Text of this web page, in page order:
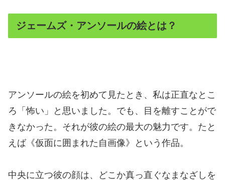
ジェームズ・アンソールの絵とは？
アンソールの絵を初めて見たとき、私は正直なとこ
ろ「怖い」と思いました。でも、目を離すことがで
きなかった。それが彼の絵の最大の魅力です。たと
えば《仮面に囲まれた自画像》という作品。
中央に立つ彼の顔は、どこか真っ直ぐなまなざしを